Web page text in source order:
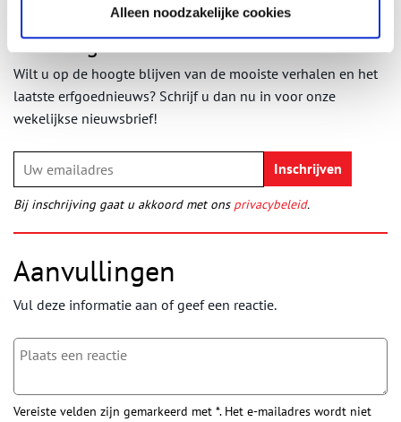
Alleen noodzakelijke cookies
Ontvang de nieuwsbrief
Wilt u op de hoogte blijven van de mooiste verhalen en het
laatste erfgoednieuws? Schrijf u dan nu in voor onze
wekelijkse nieuwsbrief!
Bij inschrijving gaat u akkoord met ons privacybeleid.
Aanvullingen
Vul deze informatie aan of geef een reactie.
Vereiste velden zijn gemarkeerd met *. Het e-mailadres wordt niet